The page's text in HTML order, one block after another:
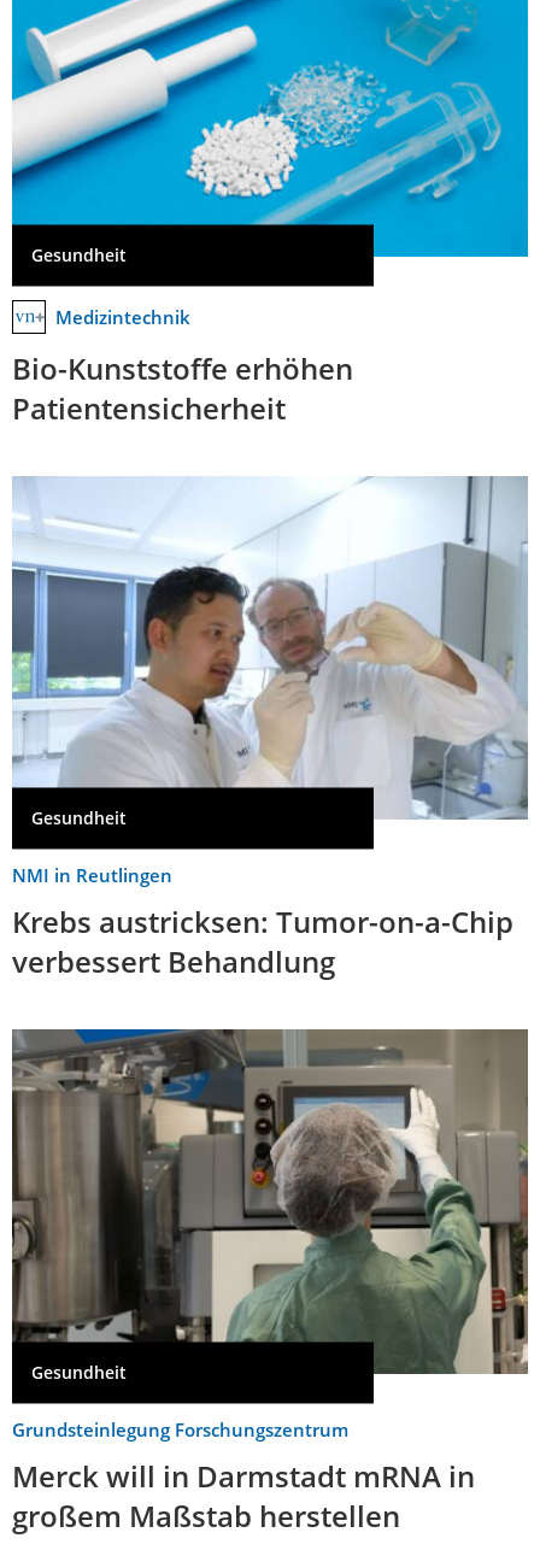
Gesundheit
Medizintechnik
Bio-Kunststoffe erhöhen
Patientensicherheit
Gesundheit
NMI in Reutlingen
Krebs austricksen: Tumor-on-a-Chip
verbessert Behandlung
Gesundheit
Grundsteinlegung Forschungszentrum
Merck will in Darmstadt mRNA in
großem Maßstab herstellen